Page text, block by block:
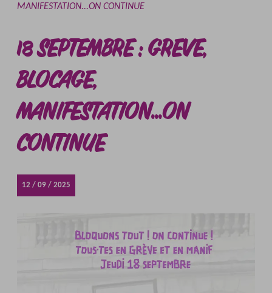
MANIFESTATION...ON CONTINUE
18 SEPTEMBRE : GREVE,
BLOCAGE,
MANIFESTATION...ON
CONTINUE
12 / 09 / 2025